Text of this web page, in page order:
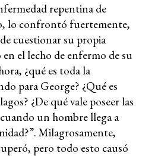
repentina de
lo confrontó fuertemente,
cuestionar su propia
el lecho de enfermo de su
¿qué es toda la
para George? ¿Qué es
¿De qué vale poseer las
un hombre llega a
Milagrosamente,
pero todo esto causó